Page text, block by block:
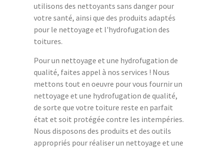
utilisons des nettoyants sans danger pour
votre santé, ainsi que des produits adaptés
pour le nettoyage et l'hydrofugation des
toitures.
Pour un nettoyage et une hydrofugation de
qualité, faites appel à nos services ! Nous
mettons tout en oeuvre pour vous fournir un
nettoyage et une hydrofugation de qualité,
de sorte que votre toiture reste en parfait
état et soit protégée contre les intempéries.
Nous disposons des produits et des outils
appropriés pour réaliser un nettoyage et une